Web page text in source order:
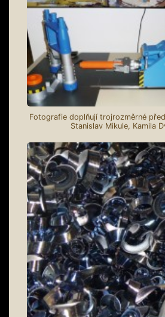
Fotografie doplňují trojrozměrné
Stanislav Mikule, Kamila